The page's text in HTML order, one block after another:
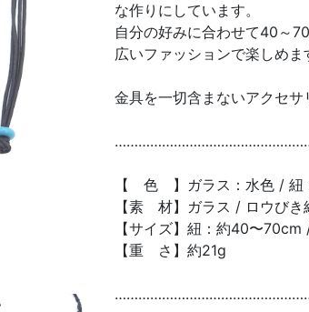
な作りにしています。
自分の好みに合わせて40～
広いファッションで楽しめま
金具を一切含まないアクセサ
【 色 】ガラス：水色 / 紐
【素 材】ガラス / ロウびき
【サイズ】紐：約40〜
【重 さ】約21g